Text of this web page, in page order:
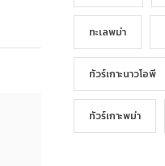
ทะเลพม่า
ทัวร์เกาะนาวโอพี
ทัวร์เกาะพม่า